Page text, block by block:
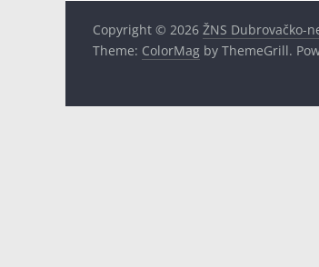
Copyright © 2026 ŽNS Dubrovačko-
Theme: ColorMag by ThemeGrill.